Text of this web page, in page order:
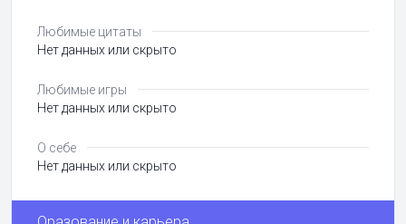
Любимые цитаты
Нет данных или скрыто
Любимые игры
Нет данных или скрыто
О себе
Нет данных или скрыто